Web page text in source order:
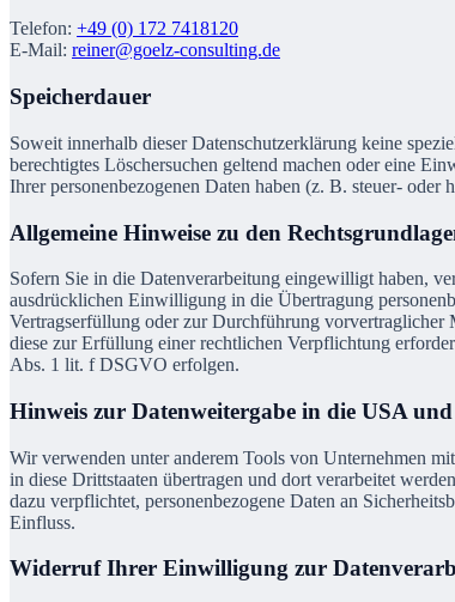
Telefon: +49 (0) 172 7418120
E-Mail: reiner@goelz-consulting.de
Speicherdauer
Soweit innerhalb dieser Datenschutzerklärung keine
berechtigtes Löschersuchen geltend machen oder eine
Ihrer personenbezogenen Daten haben (z. B. steuer-
Allgemeine Hinweise zu den
Sofern Sie in die Datenverarbeitung eingewilligt haben,
ausdrücklichen Einwilligung in die Übertragung
Vertragserfüllung oder zur Durchführung
diese zur Erfüllung einer rechtlichen Verpflichtung
Abs. 1 lit. f DSGVO erfolgen.
Hinweis zur Datenweitergabe in die USA
Wir verwenden unter anderem Tools von Unternehmen
in diese Drittstaaten übertragen und dort verarbeitet
dazu verpflichtet, personenbezogene Daten an
Einfluss.
Widerruf Ihrer Einwilligung zur